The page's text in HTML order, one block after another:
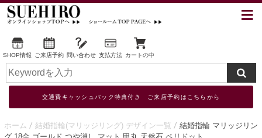
SHOP情報 ご来店予約 問い合わせ 支払方法 カートの中
交通費キャッシュバック特典付き ご来店予約はこちらから
ホーム 結婚指輪(マリッジリング) デザイン一覧
結婚指輪 マリッジリン